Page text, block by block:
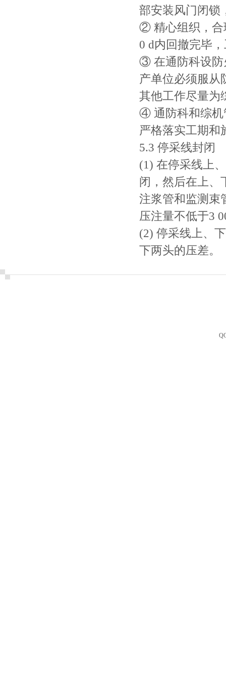
部安装风门闭锁
② 精心组织，合
0 d内回撤完毕
③ 在通防科设防
产单位必须服从
其他工作尽量为
④ 通防科和综机
严格落实工期和
5.3 停采线封闭
(1) 在停采线上
闭，然后在上、
注浆管和监测束
压注量不低于3
(2) 停采线上、
下两头的压差。